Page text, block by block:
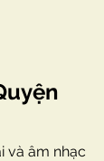
và âm nhạc